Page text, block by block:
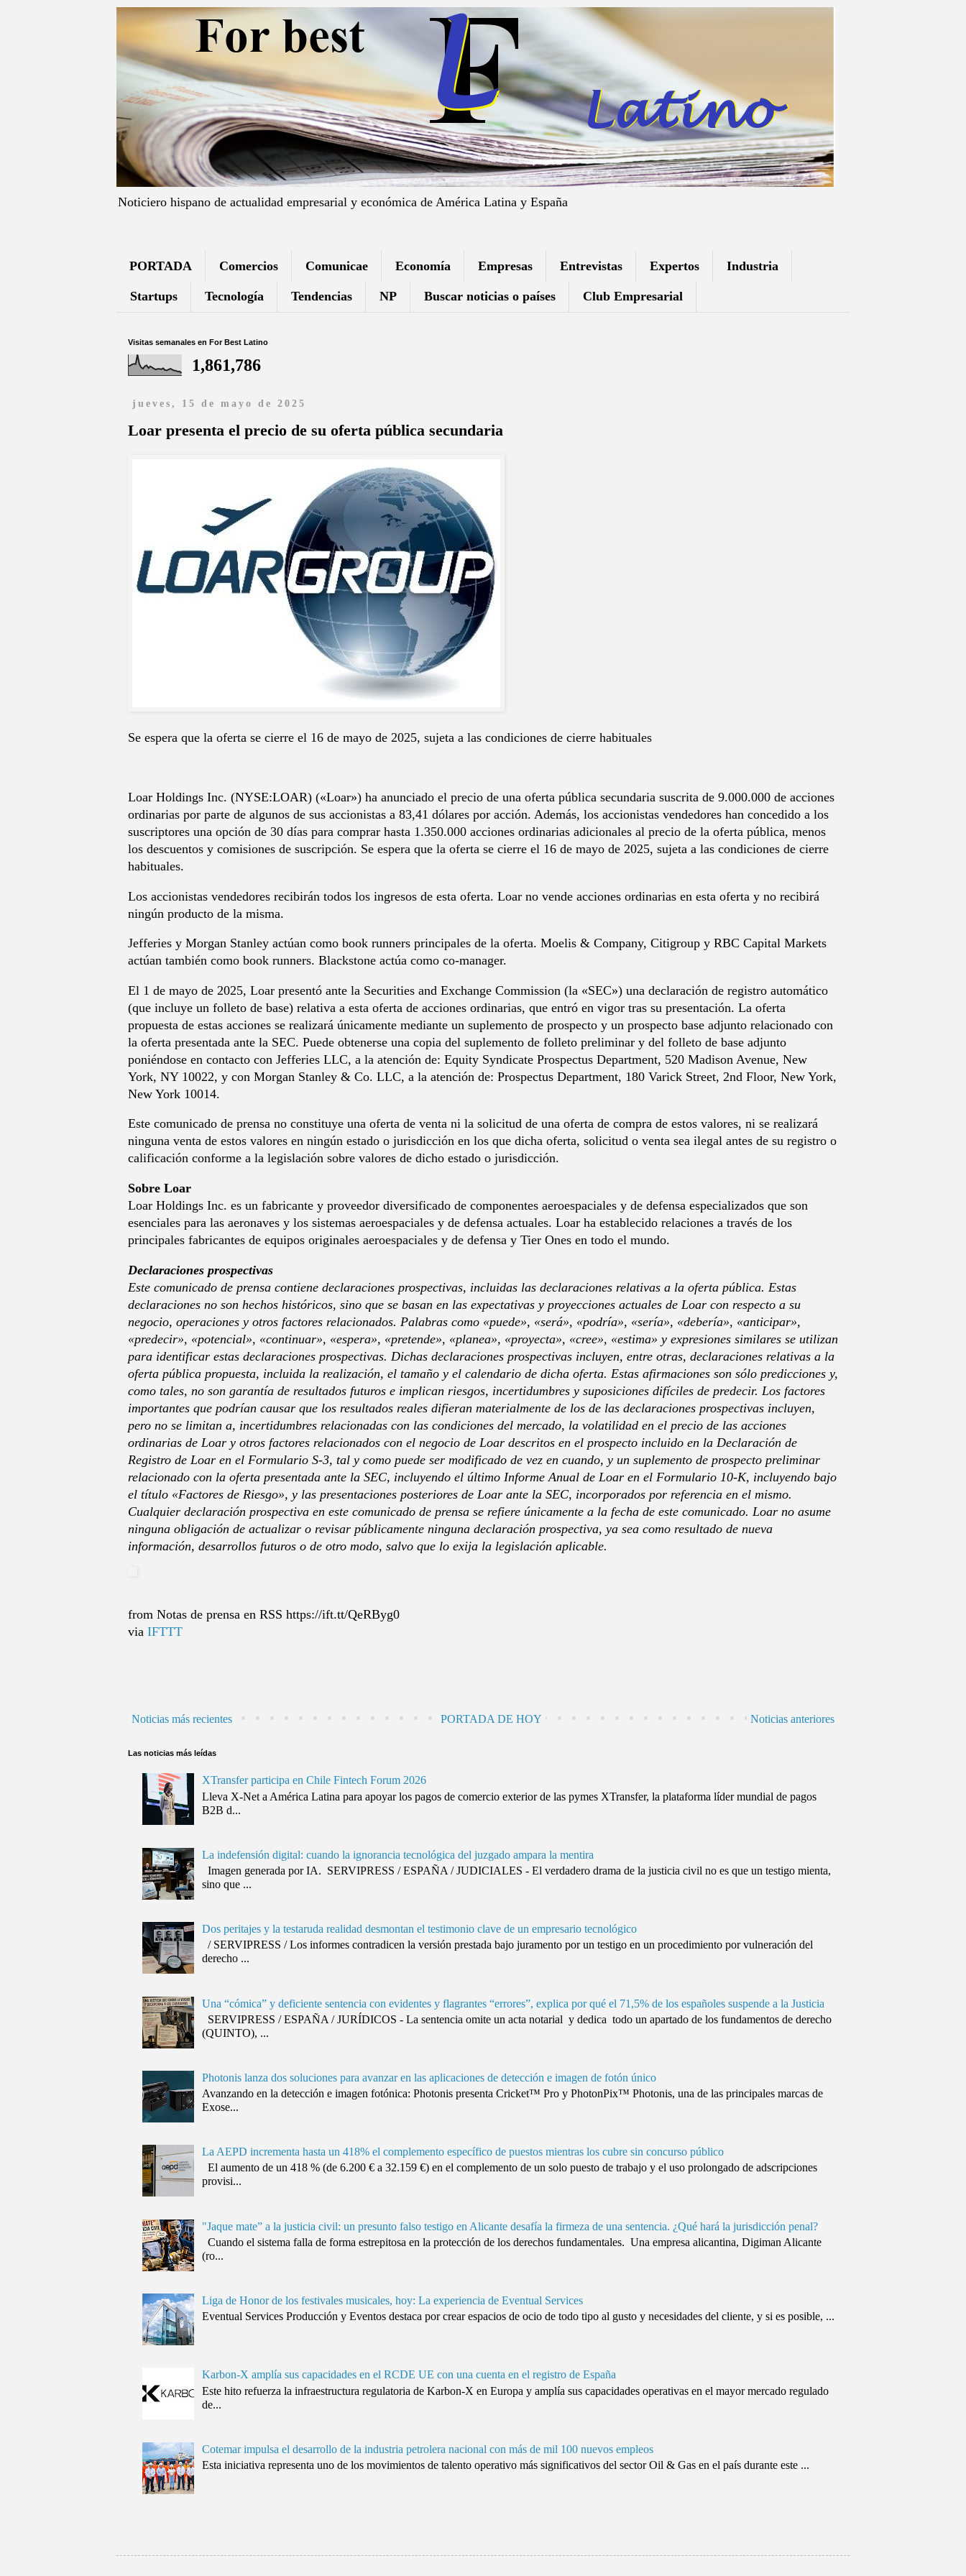
Noticiero hispano de actualidad empresarial y económica de América Latina y España
PORTADA Comercios Comunicae Economía Empresas Entrevistas Expertos Industria
Startups Tecnología Tendencias NP Buscar noticias o países Club Empresarial
Visitas semanales en For Best Latino
1,861,786
jueves, 15 de mayo de 2025
Loar presenta el precio de su oferta pública secundaria
Se espera que la oferta se cierre el 16 de mayo de 2025, sujeta a las condiciones de cierre habituales
Loar Holdings Inc. (NYSE:LOAR) («Loar») ha anunciado el precio de una oferta pública secundaria suscrita de 9.000.000 de acciones
ordinarias por parte de algunos de sus accionistas a 83,41 dólares por acción. Además, los accionistas vendedores han concedido a los
suscriptores una opción de 30 días para comprar hasta 1.350.000 acciones ordinarias adicionales al precio de la oferta pública, menos
los descuentos y comisiones de suscripción. Se espera que la oferta se cierre el 16 de mayo de 2025, sujeta a las condiciones de cierre
habituales.
Los accionistas vendedores recibirán todos los ingresos de esta oferta. Loar no vende acciones ordinarias en esta oferta y no recibirá
ningún producto de la misma.
Jefferies y Morgan Stanley actúan como book runners principales de la oferta. Moelis & Company, Citigroup y RBC Capital Markets
actúan también como book runners. Blackstone actúa como co-manager.
El 1 de mayo de 2025, Loar presentó ante la Securities and Exchange Commission (la «SEC») una declaración de registro automático
(que incluye un folleto de base) relativa a esta oferta de acciones ordinarias, que entró en vigor tras su presentación. La oferta
propuesta de estas acciones se realizará únicamente mediante un suplemento de prospecto y un prospecto base adjunto relacionado con
la oferta presentada ante la SEC. Puede obtenerse una copia del suplemento de folleto preliminar y del folleto de base adjunto
poniéndose en contacto con Jefferies LLC, a la atención de: Equity Syndicate Prospectus Department, 520 Madison Avenue, New
York, NY 10022, y con Morgan Stanley & Co. LLC, a la atención de: Prospectus Department, 180 Varick Street, 2nd Floor, New York,
New York 10014.
Este comunicado de prensa no constituye una oferta de venta ni la solicitud de una oferta de compra de estos valores, ni se realizará
ninguna venta de estos valores en ningún estado o jurisdicción en los que dicha oferta, solicitud o venta sea ilegal antes de su registro o
calificación conforme a la legislación sobre valores de dicho estado o jurisdicción.
Sobre Loar
Loar Holdings Inc. es un fabricante y proveedor diversificado de componentes aeroespaciales y de defensa especializados que son
esenciales para las aeronaves y los sistemas aeroespaciales y de defensa actuales. Loar ha establecido relaciones a través de los
principales fabricantes de equipos originales aeroespaciales y de defensa y Tier Ones en todo el mundo.
Declaraciones prospectivas
Este comunicado de prensa contiene declaraciones prospectivas, incluidas las declaraciones relativas a la oferta pública. Estas
declaraciones no son hechos históricos, sino que se basan en las expectativas y proyecciones actuales de Loar con respecto a su
negocio, operaciones y otros factores relacionados. Palabras como «puede», «será», «podría», «sería», «debería», «anticipar»,
«predecir», «potencial», «continuar», «espera», «pretende», «planea», «proyecta», «cree», «estima» y expresiones similares se utilizan
para identificar estas declaraciones prospectivas. Dichas declaraciones prospectivas incluyen, entre otras, declaraciones relativas a la
oferta pública propuesta, incluida la realización, el tamaño y el calendario de dicha oferta. Estas afirmaciones son sólo predicciones y,
como tales, no son garantía de resultados futuros e implican riesgos, incertidumbres y suposiciones difíciles de predecir. Los factores
importantes que podrían causar que los resultados reales difieran materialmente de los de las declaraciones prospectivas incluyen,
pero no se limitan a, incertidumbres relacionadas con las condiciones del mercado, la volatilidad en el precio de las acciones
ordinarias de Loar y otros factores relacionados con el negocio de Loar descritos en el prospecto incluido en la Declaración de
Registro de Loar en el Formulario S-3, tal y como puede ser modificado de vez en cuando, y un suplemento de prospecto preliminar
relacionado con la oferta presentada ante la SEC, incluyendo el último Informe Anual de Loar en el Formulario 10-K, incluyendo bajo
el título «Factores de Riesgo», y las presentaciones posteriores de Loar ante la SEC, incorporados por referencia en el mismo.
Cualquier declaración prospectiva en este comunicado de prensa se refiere únicamente a la fecha de este comunicado. Loar no asume
ninguna obligación de actualizar o revisar públicamente ninguna declaración prospectiva, ya sea como resultado de nueva
información, desarrollos futuros o de otro modo, salvo que lo exija la legislación aplicable.
from Notas de prensa en RSS https://ift.tt/QeRByg0
via IFTTT
Noticias más recientes Noticias anteriores
PORTADA DE HOY
Las noticias más leídas
XTransfer participa en Chile Fintech Forum 2026
Lleva X-Net a América Latina para apoyar los pagos de comercio exterior de las pymes XTransfer, la plataforma líder mundial de pagos
B2B d...
La indefensión digital: cuando la ignorancia tecnológica del juzgado ampara la mentira
Imagen generada por IA. SERVIPRESS / ESPAÑA / JUDICIALES - El verdadero drama de la justicia civil no es que un testigo mienta,
sino que ...
Dos peritajes y la testaruda realidad desmontan el testimonio clave de un empresario tecnológico
/ SERVIPRESS / Los informes contradicen la versión prestada bajo juramento por un testigo en un procedimiento por vulneración del
derecho ...
Una “cómica” y deficiente sentencia con evidentes y flagrantes “errores”, explica por qué el 71,5% de los españoles suspende a la Justicia
SERVIPRESS / ESPAÑA / JURÍDICOS - La sentencia omite un acta notarial y dedica todo un apartado de los fundamentos de derecho
(QUINTO), ...
Photonis lanza dos soluciones para avanzar en las aplicaciones de detección e imagen de fotón único
Avanzando en la detección e imagen fotónica: Photonis presenta Cricket™ Pro y PhotonPix™ Photonis, una de las principales marcas de
Exose...
La AEPD incrementa hasta un 418% el complemento específico de puestos mientras los cubre sin concurso público
El aumento de un 418 % (de 6.200 € a 32.159 €) en el complemento de un solo puesto de trabajo y el uso prolongado de adscripciones
provisi...
"Jaque mate” a la justicia civil: un presunto falso testigo en Alicante desafía la firmeza de una sentencia. ¿Qué hará la jurisdicción penal?
Cuando el sistema falla de forma estrepitosa en la protección de los derechos fundamentales. Una empresa alicantina, Digiman Alicante
(ro...
Liga de Honor de los festivales musicales, hoy: La experiencia de Eventual Services
Eventual Services Producción y Eventos destaca por crear espacios de ocio de todo tipo al gusto y necesidades del cliente, y si es posible, ...
Karbon-X amplía sus capacidades en el RCDE UE con una cuenta en el registro de España
Este hito refuerza la infraestructura regulatoria de Karbon-X en Europa y amplía sus capacidades operativas en el mayor mercado regulado
de...
Cotemar impulsa el desarrollo de la industria petrolera nacional con más de mil 100 nuevos empleos
Esta iniciativa representa uno de los movimientos de talento operativo más significativos del sector Oil & Gas en el país durante este ...